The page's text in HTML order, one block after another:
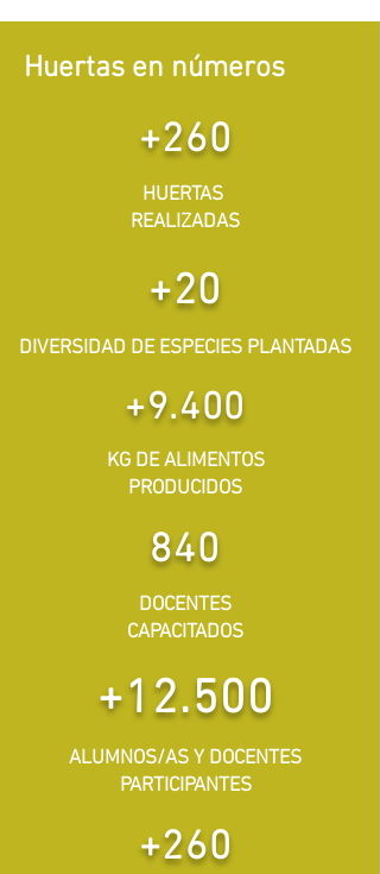
Huertas en números
+260
HUERTAS
REALIZADAS
+20
DIVERSIDAD DE ESPECIES PLANTADAS
+9.400
KG DE ALIMENTOS
PRODUCIDOS
840
DOCENTES
CAPACITADOS
+12.500
ALUMNOS/AS Y DOCENTES
PARTICIPANTES
+260